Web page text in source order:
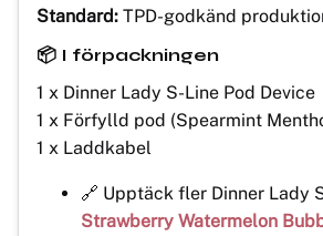
Standard: TPD-godkänd
📦 I förpackningen
1 x Dinner Lady S-Line Pod Device
1 x Förfylld pod (Spearmint
1 x Laddkabel
🔗 Upptäck fler Dinner Lady
Strawberry Watermelon